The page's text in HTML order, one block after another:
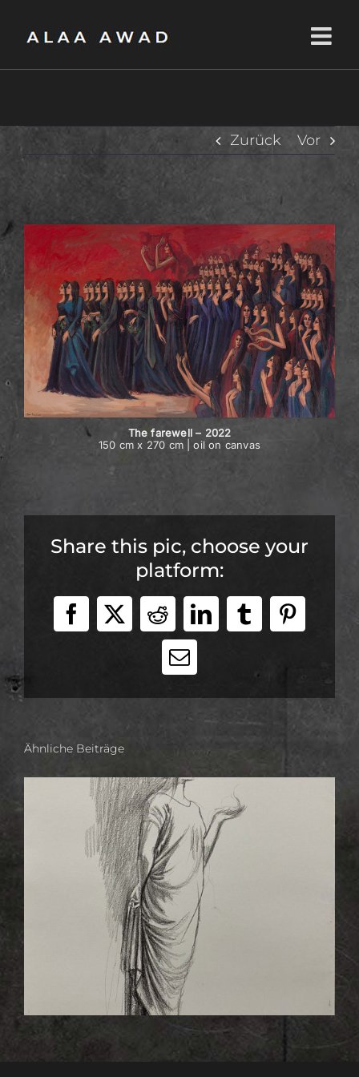
springen
Zurück Vor
The farewell – 2022
150 cm x 270 cm | oil on canvas
Share this pic, choose your
platform:
Facebook
X RedditLinkedInTumblrPinterest
E-
Ähnliche Beiträge